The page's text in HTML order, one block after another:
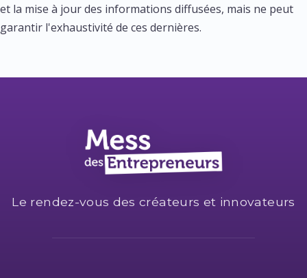
et la mise à jour des informations diffusées, mais ne peut
garantir l'exhaustivité de ces dernières.
Le rendez-vous des créateurs et innovateurs